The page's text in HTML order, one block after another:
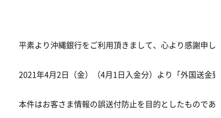
平素より沖縄銀行をご利用頂きまして、心より感謝申し
2021年4月2日（金）（4月1日入金分）より「外国送金
本件はお客さま情報の誤送付防止を目的としたもので